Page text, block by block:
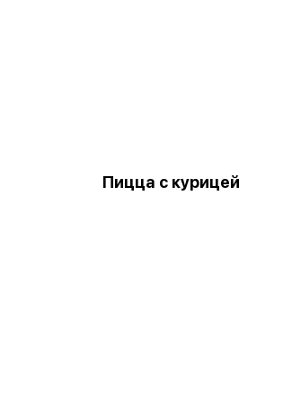
Пицца с курицей